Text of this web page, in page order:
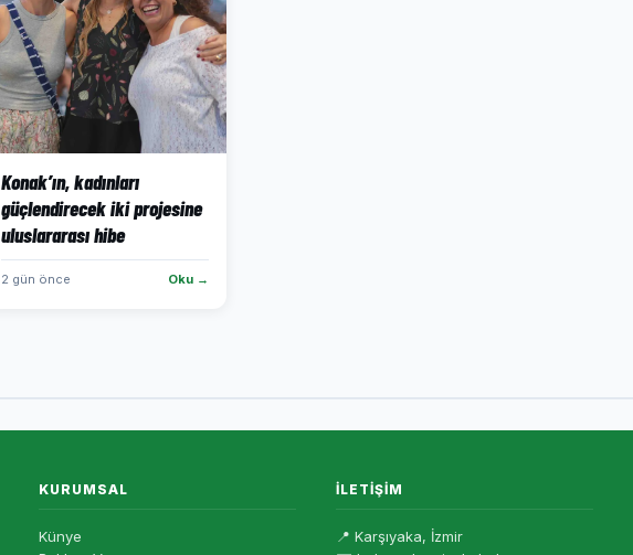
Konak’ın, kadınları
güçlendirecek iki projesine
uluslararası hibe
2 gün önce Oku →
KURUMSAL
Künye
İLETIŞIM
📍 Karşıyaka, İzmir